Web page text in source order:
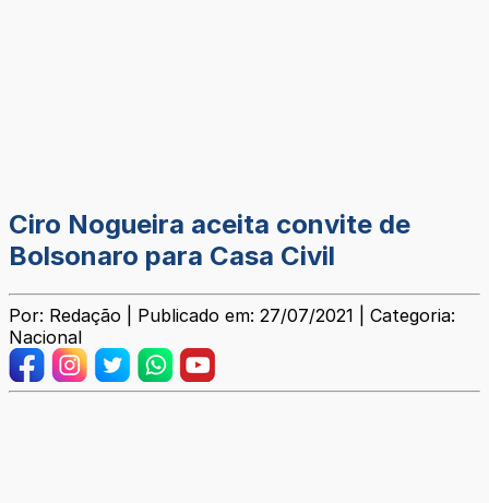
Ciro Nogueira aceita convite de
Bolsonaro para Casa Civil
Por: Redação | Publicado em: 27/07/2021 | Categoria:
Nacional